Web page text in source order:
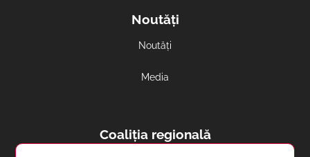
Noutăți
Noutăți
Media
Coaliția regională